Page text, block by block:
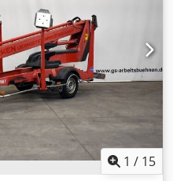
(L x B x H): 7,43x1,85x2,1
informatie Neem
voor meer informatie.
Bouwjaar: 2016
gegevens: Max.
16,05 m Max.
platform: 215 kg
m Zwenkbereik: 360° /
7,43 x 1,85 x 2,10 m
x 1,85 x 2,10 m
4,29 m Afstempellengte:
1 / 15